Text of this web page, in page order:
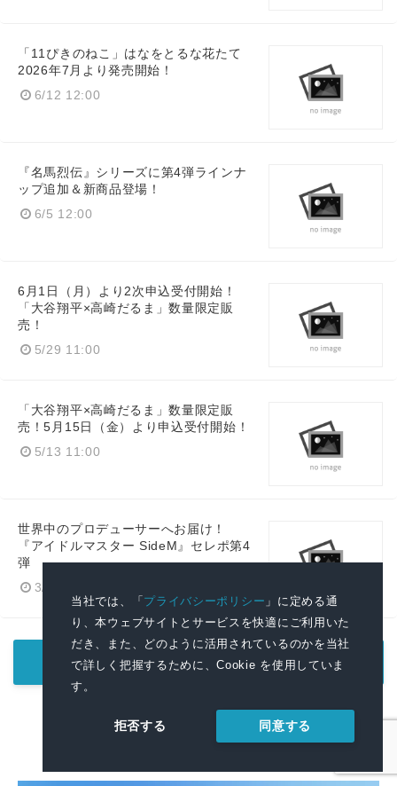
当社では、「プライバシーポリシー 」に定める通
り、本ウェブサイトとサービスを快適にご利用いた
だき、また、どのように活用されているのかを当社
で詳しく把握するために、Cookie を使用していま
す。
拒否する 同意する
「11ぴきのねこ」はなをとるな花たて
2026年7月より発売開始！
6/12 12:00
『名馬烈伝』シリーズに第4弾ラインナ
ップ追加＆新商品登場！
6/5 12:00
6月1日（月）より2次申込受付開始！
「大谷翔平×高崎だるま」数量限定販
売！
5/29 11:00
「大谷翔平×高崎だるま」数量限定販
売！5月15日（金）より申込受付開始！
5/13 11:00
世界中のプロデューサーへお届け！
『アイドルマスター SideM』セレポ第4
弾
3/16 12:00
もっと見る